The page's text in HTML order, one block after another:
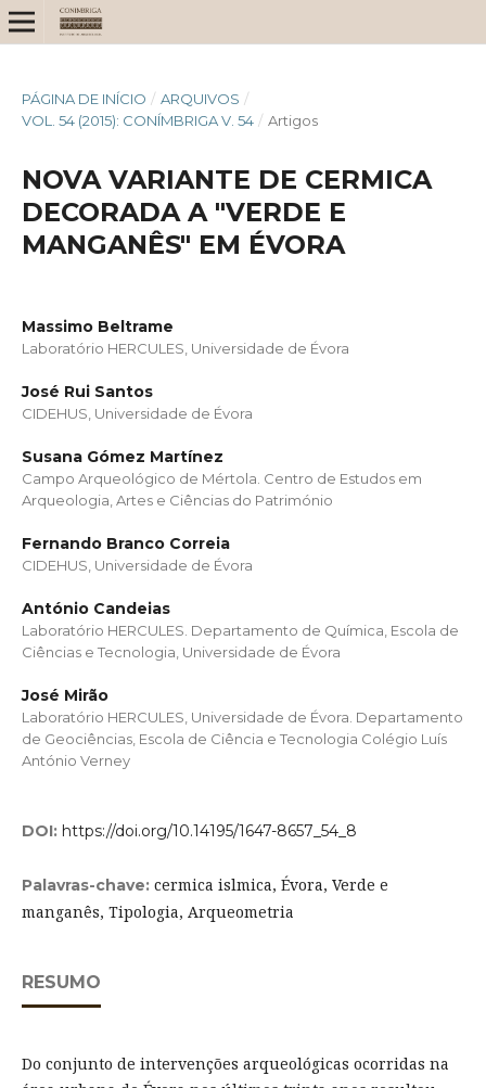
PÁGINA DE INÍCIO / ARQUIVOS /
VOL. 54 (2015): CONÍMBRIGA V. 54 / Artigos
NOVA VARIANTE DE CERMICA
DECORADA A "VERDE E
MANGANÊS" EM ÉVORA
Massimo Beltrame
Laboratório HERCULES, Universidade de Évora
José Rui Santos
CIDEHUS, Universidade de Évora
Susana Gómez Martínez
Campo Arqueológico de Mértola. Centro de Estudos em
Arqueologia, Artes e Ciências do Património
Fernando Branco Correia
CIDEHUS, Universidade de Évora
António Candeias
Laboratório HERCULES. Departamento de Química, Escola de
Ciências e Tecnologia, Universidade de Évora
José Mirão
Laboratório HERCULES, Universidade de Évora. Departamento
de Geociências, Escola de Ciência e Tecnologia Colégio Luís
António Verney
DOI: https://doi.org/10.14195/1647-8657_54_8
Palavras-chave: cermica islmica, Évora, Verde e
manganês, Tipologia, Arqueometria
RESUMO
Do conjunto de intervenções arqueológicas ocorridas na